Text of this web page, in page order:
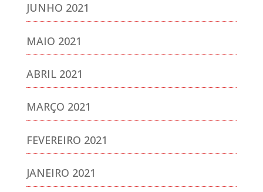
JUNHO 2021
MAIO 2021
ABRIL 2021
MARÇO 2021
FEVEREIRO 2021
JANEIRO 2021